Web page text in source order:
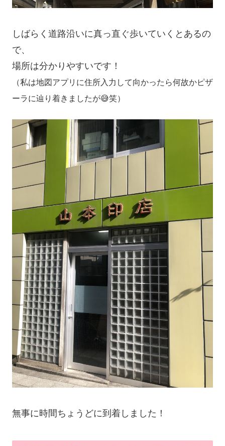
しばらく道路沿いに真っ直ぐ歩いていくとあるの
で、
場所は分かりやすいです！
（私は地図アプリに住所入力して向かったら何故かピザ
ーラに辿り着きましたが😅笑）
無事に時間ちょうどに到着しました！